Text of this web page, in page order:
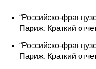
Сотрудники
Отчетность
“Российско-
Париж. Краткий
“Российско-
Париж. Краткий